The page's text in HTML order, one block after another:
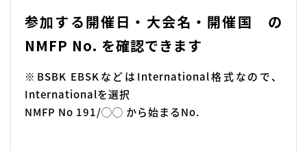
参加する開催⽇・⼤会名・開催国 の
NMFP No. を確認できます
※BSBK EBSKなどはInternational格式なので、
Internationalを選択
NMFP No 191/◯◯ から始まるNo.